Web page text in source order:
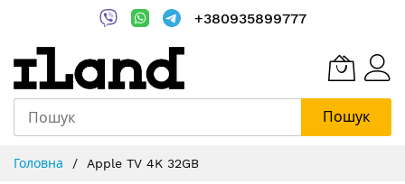
+380935899777
Пошук
Головна Apple TV 4K 32GB